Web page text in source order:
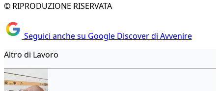
© RIPRODUZIONE RISERVATA
Seguici anche su Google Discover di Avvenire
Altro di Lavoro